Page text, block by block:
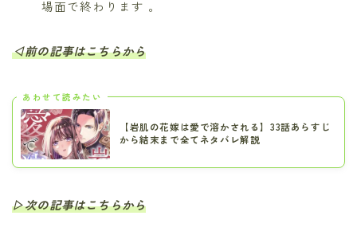
場面で終わります 。
◁前の記事はこちらから
あわせて読みたい
【岩肌の花嫁は愛で溶かされる】33話あらすじ
から結末まで全てネタバレ解説
▷次の記事はこちらから